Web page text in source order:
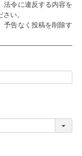
法令に違反する内容を
い。
予告なく投稿を削除す